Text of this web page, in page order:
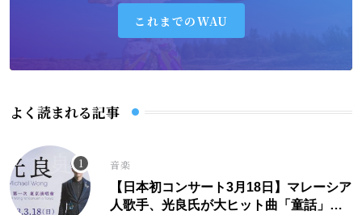
これまでのWAU
よく読まれる記事
音楽
【日本初コンサート3月18日】マレーシア
人歌手、光良氏が大ヒット曲「童話」に